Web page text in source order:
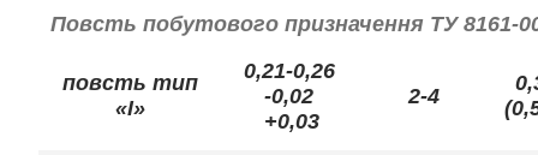
Повсть побутового призначення ТУ 8161-
повсть тип
«І»
0,21-0,26
-0,02
+0,03
2-4